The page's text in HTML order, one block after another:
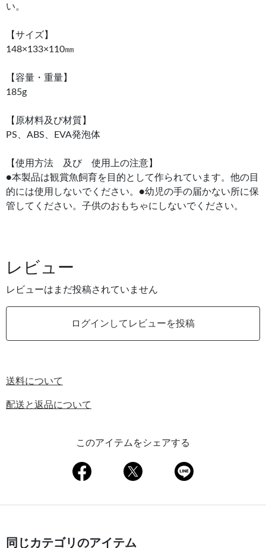
い。
【サイズ】
148×133×110㎜
【容量・重量】
185g
【原材料及び材質】
PS、ABS、EVA発泡体
【使用方法 及び 使用上の注意】
●本製品は観賞魚飼育を目的として作られています。他の目
的には使用しないでください。●幼児の手の届かない所に保
管してください。子供のおもちゃにしないでください。
レビュー
レビューはまだ投稿されていません
ログインしてレビューを投稿
送料について
配送と返品について
このアイテムをシェアする
同じカテゴリのアイテム